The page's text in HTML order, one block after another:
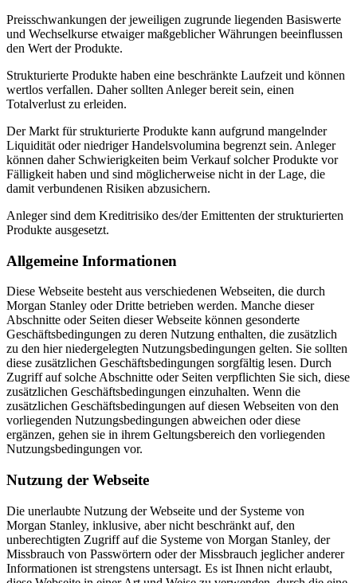
Preisschwankungen der jeweiligen zugrunde liegenden Basiswerte
und Wechselkurse etwaiger maßgeblicher Währungen beeinflussen
den Wert der Produkte.
Strukturierte Produkte haben eine beschränkte Laufzeit und können
wertlos verfallen. Daher sollten Anleger bereit sein, einen
Totalverlust zu erleiden.
Der Markt für strukturierte Produkte kann aufgrund mangelnder
Liquidität oder niedriger Handelsvolumina begrenzt sein. Anleger
können daher Schwierigkeiten beim Verkauf solcher Produkte vor
Fälligkeit haben und sind möglicherweise nicht in der Lage, die
damit verbundenen Risiken abzusichern.
Anleger sind dem Kreditrisiko des/der Emittenten der strukturierten
Produkte ausgesetzt.
Allgemeine Informationen
Diese Webseite besteht aus verschiedenen Webseiten, die durch
Morgan Stanley oder Dritte betrieben werden. Manche dieser
Abschnitte oder Seiten dieser Webseite können gesonderte
Geschäftsbedingungen zu deren Nutzung enthalten, die zusätzlich
zu den hier niedergelegten Nutzungsbedingungen gelten. Sie sollten
diese zusätzlichen Geschäftsbedingungen sorgfältig lesen. Durch
Zugriff auf solche Abschnitte oder Seiten verpflichten Sie sich, diese
zusätzlichen Geschäftsbedingungen einzuhalten. Wenn die
zusätzlichen Geschäftsbedingungen auf diesen Webseiten von den
vorliegenden Nutzungsbedingungen abweichen oder diese
ergänzen, gehen sie in ihrem Geltungsbereich den vorliegenden
Nutzungsbedingungen vor.
Nutzung der Webseite
Die unerlaubte Nutzung der Webseite und der Systeme von
Morgan Stanley, inklusive, aber nicht beschränkt auf, den
unberechtigten Zugriff auf die Systeme von Morgan Stanley, der
Missbrauch von Passwörtern oder der Missbrauch jeglicher anderer
Informationen ist strengstens untersagt. Es ist Ihnen nicht erlaubt,